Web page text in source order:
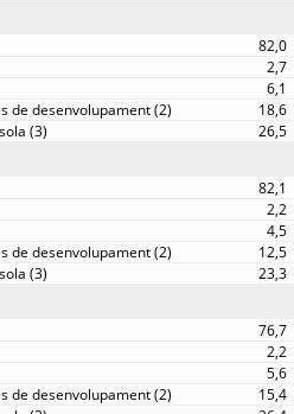
82,0
2,7
6,1
18,6
26,5
82,1
2,2
4,5
12,5
23,3
76,7
2,2
5,6
15,4